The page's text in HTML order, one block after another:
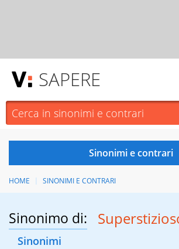
SAPERE
HOME SINONIMI E CONTRARI
Sinonimo di:
Sinonimi